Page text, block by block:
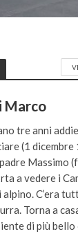
Marco
tre anni
(1 dicembre
Massimo
a vedere i
C’era
Torna a
di più